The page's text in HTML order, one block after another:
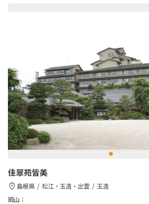
佳翠苑皆美
島根県 松江・玉造・出雲
玉造
岡山：